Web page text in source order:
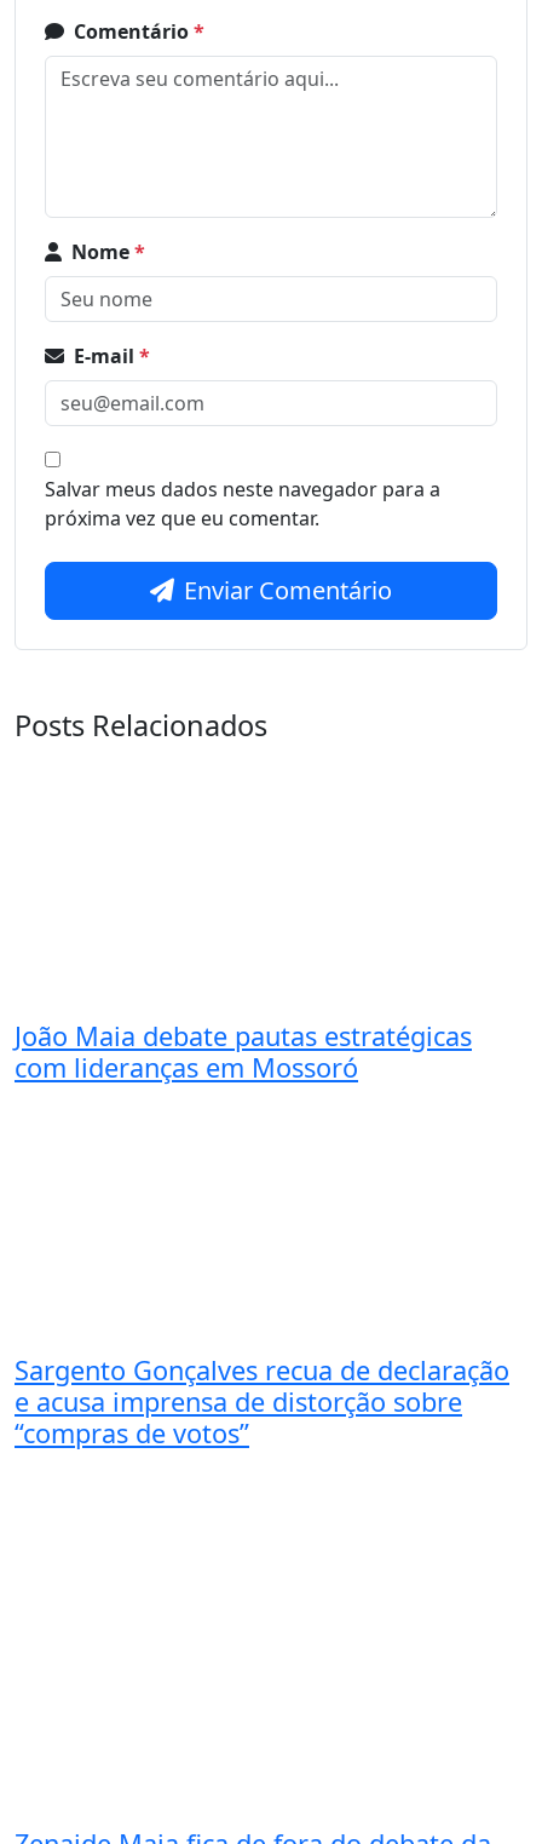
Comentário*
Nome*
E-mail *
Salvar meus dados neste navegador para a
próxima vez que eu comentar.
Enviar Comentário
Posts Relacionados
João Maia debate pautas estratégicas
com lideranças em Mossoró
Sargento Gonçalves recua de declaração
e acusa imprensa de distorção sobre
“compras de votos”